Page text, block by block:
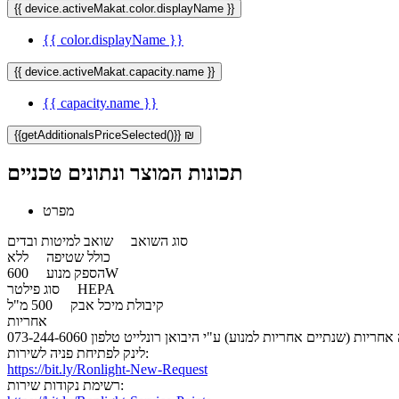
{{ device.activeMakat.color.displayName }}
{{ color.displayName }}
{{ device.activeMakat.capacity.name }}
{{ capacity.name }}
{{getAdditionalsPriceSelected()}} ₪
תכונות המוצר ונתונים טכניים
מפרט
סוג השואב שואב למיטות ובדים
כולל שטיפה ללא
הספק מנוע600W
סוג פילטר HEPA
קיבולת מיכל אבק
אחריות
(שנתיים אחריות למנוע) ע"י היבואן רונלייט טלפון 073-244-6060
לינק לפתיחת פניה לשירות:
https://bit.ly/Ronlight-New-Request
רשימת נקודות שירות: